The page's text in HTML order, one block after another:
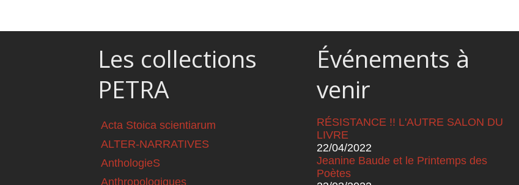
Les collections
PETRA
Acta Stoica scientiarum
ALTER-NARRATIVES
AnthologieS
Anthropologiques
Événements à
venir
RÉSISTANCE !! L'AUTRE SALON DU
LIVRE
22/04/2022
Jeanine Baude et le Printemps des
Poètes